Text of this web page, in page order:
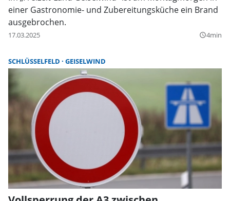
einer Gastronomie- und Zubereitungsküche ein Brand
ausgebrochen.
17.03.2025 query_builder4min
SCHLÜSSELFELD GEISELWIND